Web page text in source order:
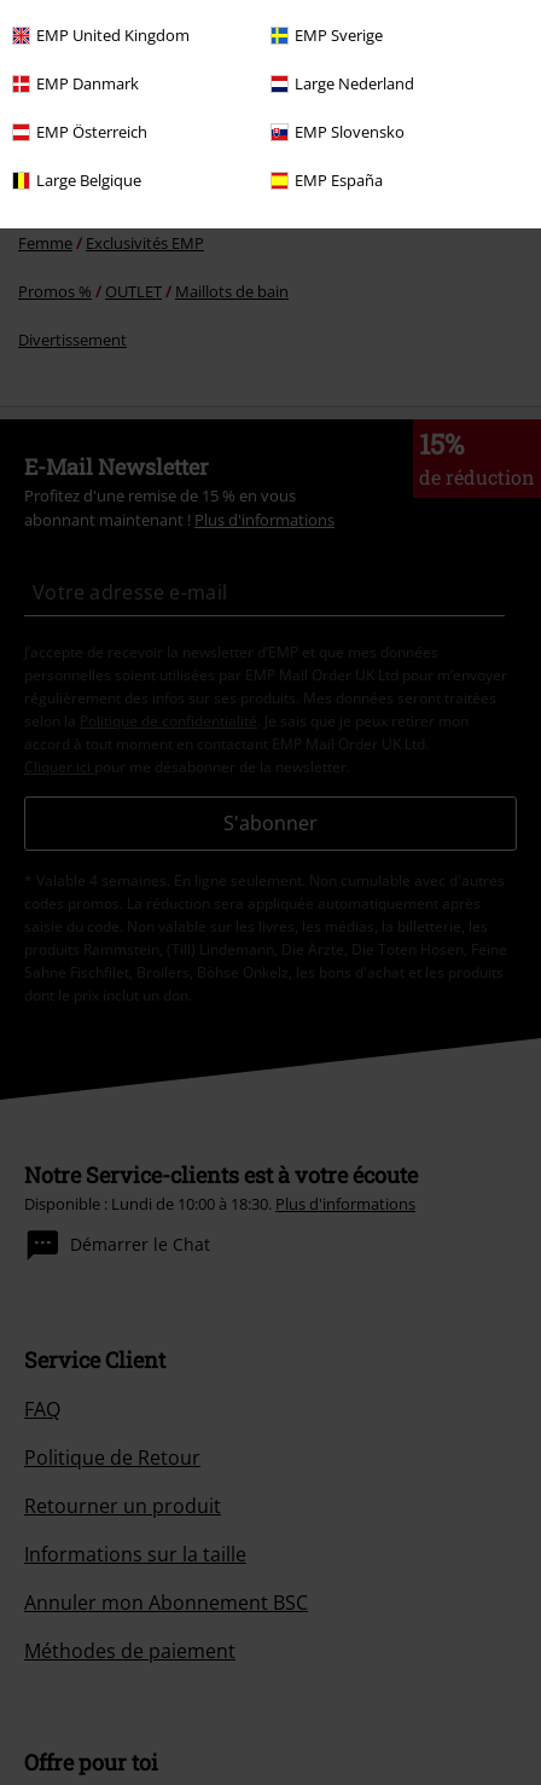
EMP United Kingdom EMP Sverige
EMP Danmark Large Nederland
EMP Österreich EMP Slovensko
Large Belgique EMP España
Vêtements & accessoires Une Pièce
Femme Vêtements Vêtements de bain Costumes de bain
Femme Exclusivités EMP
Promos % OUTLET Maillots de bain
Divertissement
15%
de réduction
E-Mail Newsletter
Profitez d'une remise de 15 % en vous
abonnant maintenant ! Plus d'informations
J’accepte de recevoir la newsletter d’EMP et que mes données
personnelles soient utilisées par EMP Mail Order UK Ltd pour m’envoyer
régulièrement des infos sur ses produits. Mes données seront traitées
selon la
Politique de confidentialité . Je sais que je peux retirer mon
accord à tout moment en contactant EMP Mail Order UK Ltd.
Cliquer ici pour me désabonner de la newsletter.
S'abonner
* Valable 4 semaines. En ligne seulement. Non cumulable avec d'autres
codes promos. La réduction sera appliquée automatiquement après
saisie du code. Non valable sur les livres, les médias, la billetterie, les
produits Rammstein, (Till) Lindemann, Die Ärzte, Die Toten Hosen, Feine
Sahne Fischfilet, Broilers, Böhse Onkelz, les bons d'achat et les produits
dont le prix inclut un don.
Notre Service-clients est à votre écoute
Disponible : Lundi de 10:00 à 18:30. Plus d'informations
Démarrer le Chat
Service Client
FAQ
Politique de Retour
Retourner un produit
Informations sur la taille
Annuler mon Abonnement BSC
Méthodes de paiement
Offre pour toi